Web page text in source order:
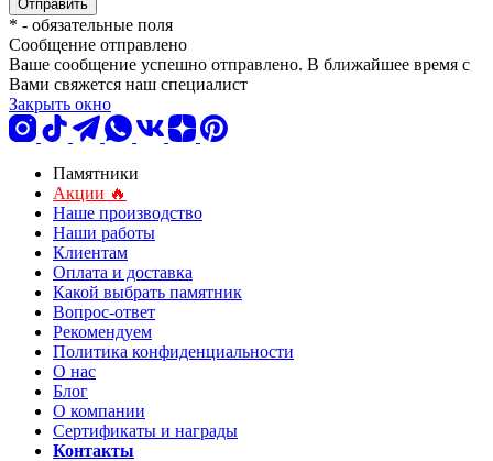
* - обязательные поля
Сообщение отправлено
Ваше сообщение успешно отправлено. В ближайшее время с
Вами свяжется наш специалист
Закрыть окно
Памятники
Акции 🔥
Наше производство
Наши работы
Клиентам
Оплата и доставка
Какой выбрать памятник
Вопрос-ответ
Рекомендуем
Политика конфиденциальности
О нас
Блог
О компании
Сертификаты и награды
Контакты